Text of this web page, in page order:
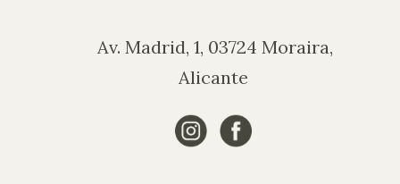
Av. Madrid, 1, 03724 Moraira,
Alicante